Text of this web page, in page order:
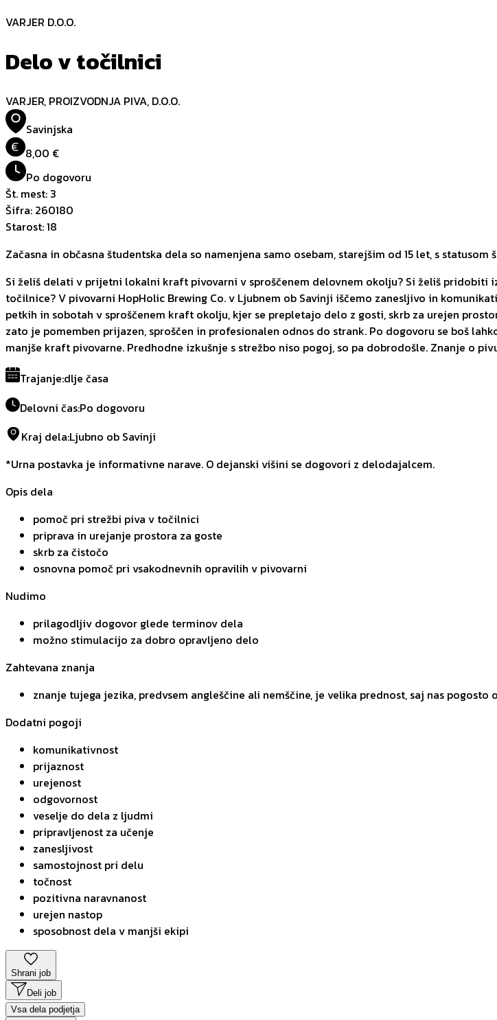
VARJER D.O.O.
Delo v točilnici
VARJER, PROIZVODNJA PIVA, D.O.O.
Savinjska
€ 8,00 €
Po dogovoru
Št. mest: 3
Šifra: 260180
Starost:18
Začasna in občasna študentska dela so namenjena samo osebam, starejšim od 15 let, s
Si želiš delati v prijetni lokalni kraft pivovarni v sproščenem delovnem okolju? Si želiš
točilnice? V pivovarni HopHolic Brewing Co. v Ljubnem ob Savinji iščemo zanesljivo in
petkih in sobotah v sproščenem kraft okolju, kjer se prepletajo delo z gosti, skrb za urejen
zato je pomemben prijazen, sproščen in profesionalen odnos do strank. Po dogovoru se boš
manjše kraft pivovarne. Predhodne izkušnje s strežbo niso pogoj, so pa dobrodošle. Znanje o
Trajanje:dlje časa
Delovni čas:Po dogovoru
Kraj dela:Ljubno ob Savinji
*Urna postavka je informativne narave. O dejanski višini se dogovori z delodajalcem.
Opis dela
pomoč pri strežbi piva v točilnici
priprava in urejanje prostora za goste
skrb za čistočo
osnovna pomoč pri vsakodnevnih opravilih v pivovarni
Nudimo
prilagodljiv dogovor glede terminov dela
možno stimulacijo za dobro opravljeno delo
Zahtevana znanja
znanje tujega jezika, predvsem angleščine ali nemščine, je velika prednost, saj nas
Dodatni pogoji
komunikativnost
prijaznost
urejenost
odgovornost
veselje do dela z ljudmi
pripravljenost za učenje
zanesljivost
samostojnost pri delu
točnost
pozitivna naravnanost
urejen nastop
sposobnost dela v manjši ekipi
Shrani job
Deli job
Vsa dela podjetja